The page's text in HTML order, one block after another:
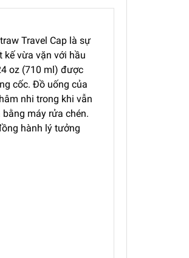
Travel Cap là sự
kế vừa vặn với hầu
oz (710 ml) được
cốc. Đồ uống của
nhi trong khi vẫn
máy rửa chén.
hành lý tưởng